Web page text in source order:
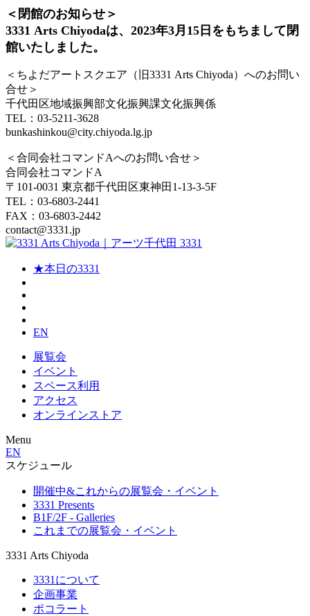
＜閉館のお知らせ＞
3331 Arts Chiyodaは、2023年3月15日をもちまして閉
館いたしました。
＜ちよだアートスクエア（旧3331 Arts Chiyoda）へのお問い
合せ＞
千代田区地域振興部文化振興課文化振興係
TEL：03-5211-3628
bunkashinkou@city.chiyoda.lg.jp
＜合同会社コマンドAへのお問い合せ＞
合同会社コマンドA
〒101-0031 東京都千代田区東神田1-13-3-5F
TEL：03-6803-2441
FAX：03-6803-2442
contact@3331.jp
★本日の3331
EN
展覧会
イベント
スペース利用
アクセス
オンラインストア
Menu
EN
スケジュール
開催中&これからの展覧会・イベント
3331 Presents
B1F/2F - Galleries
これまでの展覧会・イベント
3331 Arts Chiyoda
3331について
企画事業
ポコラート